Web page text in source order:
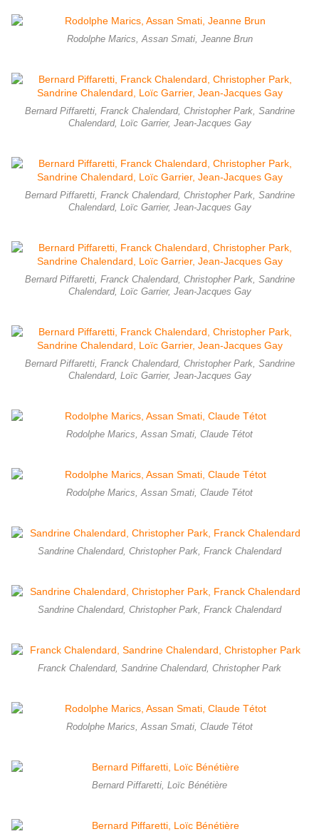
Rodolphe Marics, Assan Smati, Jeanne Brun
Bernard Piffaretti, Franck Chalendard, Christopher Park, Sandrine
Chalendard, Loïc Garrier, Jean-Jacques Gay
Bernard Piffaretti, Franck Chalendard, Christopher Park, Sandrine
Chalendard, Loïc Garrier, Jean-Jacques Gay
Bernard Piffaretti, Franck Chalendard, Christopher Park, Sandrine
Chalendard, Loïc Garrier, Jean-Jacques Gay
Bernard Piffaretti, Franck Chalendard, Christopher Park, Sandrine
Chalendard, Loïc Garrier, Jean-Jacques Gay
Rodolphe Marics, Assan Smati, Claude Tétot
Rodolphe Marics, Assan Smati, Claude Tétot
Sandrine Chalendard, Christopher Park, Franck Chalendard
Sandrine Chalendard, Christopher Park, Franck Chalendard
Franck Chalendard, Sandrine Chalendard, Christopher Park
Rodolphe Marics, Assan Smati, Claude Tétot
Bernard Piffaretti, Loïc Bénétière